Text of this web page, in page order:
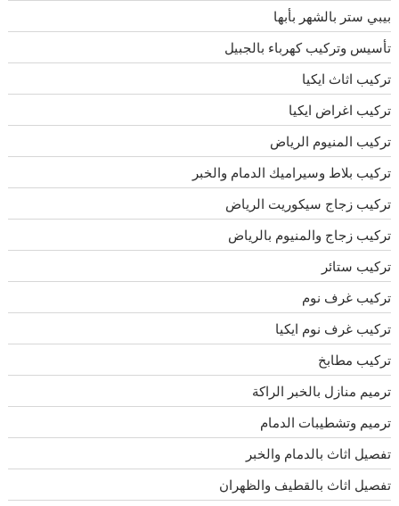
بيبي ستر بالشهر بأبها
تأسيس وتركيب كهرباء بالجبيل
تركيب اثاث ايكيا
تركيب اغراض ايكيا
تركيب المنيوم الرياض
تركيب بلاط وسيراميك الدمام والخبر
تركيب زجاج سيكوريت الرياض
تركيب زجاج والمنيوم بالرياض
تركيب ستائر
تركيب غرف نوم
تركيب غرف نوم ايكيا
تركيب مطابخ
ترميم منازل بالخبر الراكة
ترميم وتشطيبات الدمام
تفصيل اثاث بالدمام والخبر
تفصيل اثاث بالقطيف والظهران